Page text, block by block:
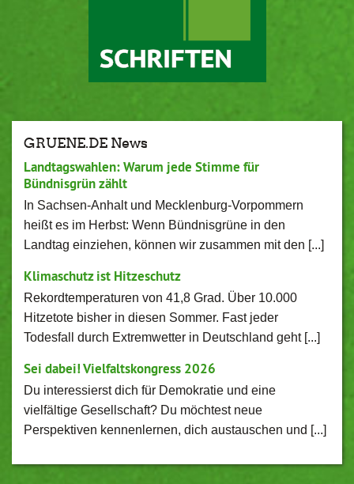
GRUENE.DE News
Landtagswahlen: Warum jede Stimme für
Bündnisgrün zählt
In Sachsen-Anhalt und Mecklenburg-Vorpommern
heißt es im Herbst: Wenn Bündnisgrüne in den
Landtag einziehen, können wir zusammen mit den [...]
Klimaschutz ist Hitzeschutz
Rekordtemperaturen von 41,8 Grad. Über 10.000
Hitzetote bisher in diesen Sommer. Fast jeder
Todesfall durch Extremwetter in Deutschland geht [...]
Sei dabei! Vielfaltskongress 2026
Du interessierst dich für Demokratie und eine
vielfältige Gesellschaft? Du möchtest neue
Perspektiven kennenlernen, dich austauschen und [...]